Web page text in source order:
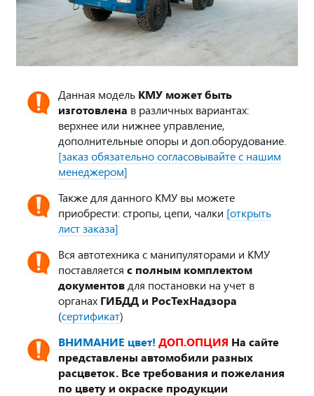
Данная модель КМУ может быть
изготовлена в различных вариантах:
верхнее или нижнее управление,
дополнительные опоры и доп.оборудование.
[заказ обязательно согласовывайте с нашим
менеджером]
Также для данного КМУ вы можете
приобрести: стропы, цепи, чалки [открыть
лист заказа]
Вся автотехника с манипуляторами и КМУ
поставляется с полным комплектом
документов для постановки на учет в
органах ГИБДД и РосТехНадзора
(сертификат)
ВНИМАНИЕ цвет! ДОП.ОПЦИЯ На сайте
представлены автомобили разных
расцветок. Все требования и пожелания
по цвету и окраске продукции